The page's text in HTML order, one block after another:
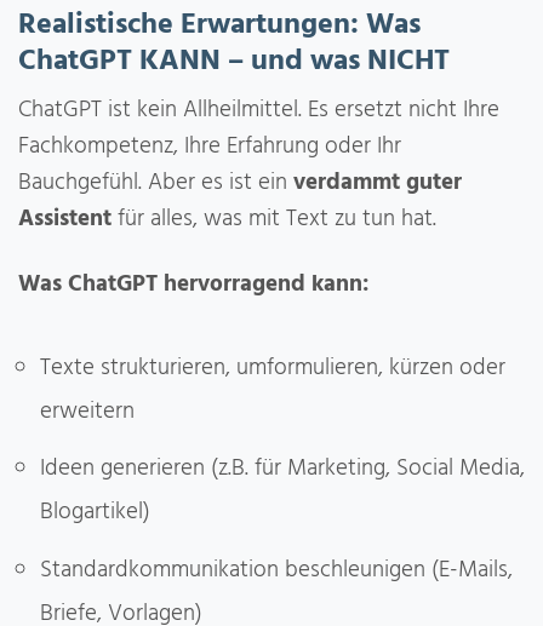
Realistische Erwartungen: Was
ChatGPT KANN – und was NICHT
ChatGPT ist kein Allheilmittel. Es ersetzt nicht Ihre
Fachkompetenz, Ihre Erfahrung oder Ihr
Bauchgefühl. Aber es ist ein verdammt guter
Assistentfür alles, was mit Text zu tun hat.
Was ChatGPT hervorragend kann:
Texte strukturieren, umformulieren, kürzen oder
erweitern
Ideen generieren (z.B. für Marketing, Social Media,
Blogartikel)
Standardkommunikation beschleunigen (E-Mails,
Briefe, Vorlagen)